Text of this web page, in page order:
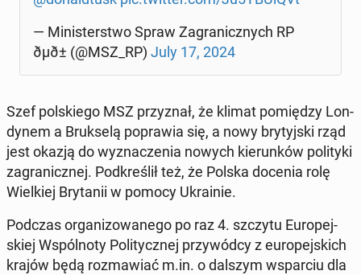
— Mi­ni­ster­stwo Spraw Za­gra­nicz­nych RP
ðµð± (@MSZ_RP) July 17, 2024
Szef pol­skie­go MSZ przy­znał, że klimat po­mię­dzy Lon­
dy­nem a Bruk­se­lą po­pra­wia się, a nowy bry­tyj­ski rząd
jest okazją do wy­zna­cze­nia nowych kie­run­ków po­li­ty­ki
za­gra­nicz­nej. Pod­kre­ślił też, że Polska docenia rolę
Wiel­kiej Bry­ta­nii w pomocy Ukra­inie.
Podczas or­ga­ni­zo­wa­ne­go po raz 4. szczytu Eu­ro­pej­
skiej Wspól­no­ty Po­li­tycz­nej przy­wód­cy z eu­ro­pej­skich
krajów będą roz­ma­wiać m.in. o dalszym wspar­ciu dla